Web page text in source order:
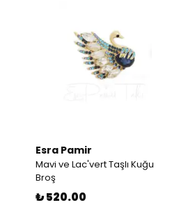
Esra Pamir
Mavi ve Lac'vert Taşlı Kuğu
Broş
₺ 520.00